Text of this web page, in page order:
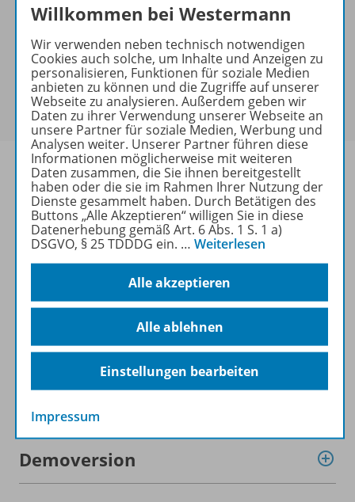
Dieses Produkt darf nur von
Ausbildern/Ausbilderinnen, Dozenten/Dozentinnen,
Erziehern/Erzieherinnen, Lehrkräften,
Referendaren/Referendarinnen,
Studenten/Studentinnen und Universitätslehrenden
erworben werden.
Produktinformationen
Beschreibung
Lizenzbedingungen
Zugehörige Produkte
Demoversion
Willkommen bei Westermann
Wir verwenden neben technisch notwendigen
Cookies auch solche, um Inhalte und Anzeigen zu
personalisieren, Funktionen für soziale Medien
anbieten zu können und die Zugriffe auf unserer
Webseite zu analysieren. Außerdem geben wir
Daten zu ihrer Verwendung unserer Webseite an
unsere Partner für soziale Medien, Werbung und
Analysen weiter. Unserer Partner führen diese
Informationen möglicherweise mit weiteren
Daten zusammen, die Sie ihnen bereitgestellt
haben oder die sie im Rahmen Ihrer Nutzung der
Dienste gesammelt haben. Durch Betätigen des
Buttons „Alle Akzeptieren“ willigen Sie in diese
Datenerhebung gemäß Art. 6 Abs. 1 S. 1 a)
DSGVO, § 25 TDDDG ein. … Weiterlesen
Alle akzeptieren
Alle ablehnen
Einstellungen bearbeiten
Impressum